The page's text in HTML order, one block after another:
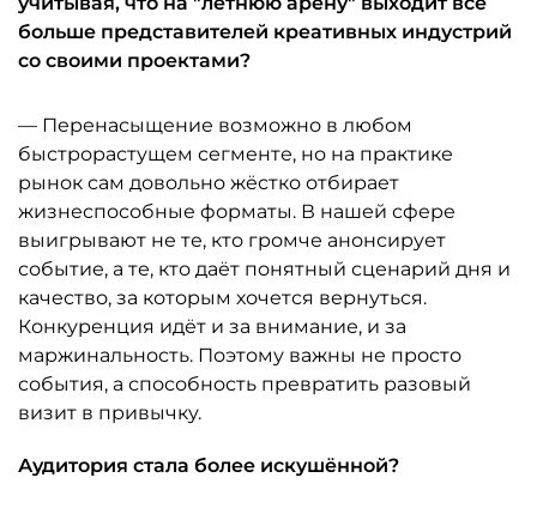
больше представителей креативных индустрий
со своими проектами?
— Перенасыщение возможно в любом
быстрорастущем сегменте, но на практике
рынок сам довольно жёстко отбирает
жизнеспособные форматы. В нашей сфере
выигрывают не те, кто громче анонсирует
событие, а те, кто даёт понятный сценарий дня и
качество, за которым хочется вернуться.
Конкуренция идёт и за внимание, и за
маржинальность. Поэтому важны не просто
события, а способность превратить разовый
визит в привычку.
Аудитория стала более искушённой?